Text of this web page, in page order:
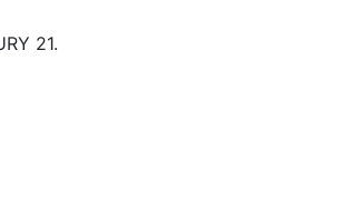
21.